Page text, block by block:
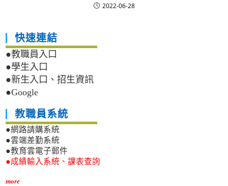
2022-06-28
快速連結
●教職員入口
●學生入口
●新生入口、招生資訊
●Google
教職員系統
●網路請購系統
●雲端差勤系統
●教育雲電子郵件
●成績輸入系統、課表查詢
more